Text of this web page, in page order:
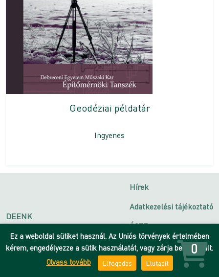
Geodéziai példatár
Ingyenes
DEENK
Debreceni Egyetem
Hírek
Adatkezelési tájékoztató
ÁSZF
Impresszum
Kapcsolat
Ez a weboldal sütiket használ. Az Uniós törvények értelmében
kérem, engedélyezze a sütik használatát, vagy zárja be az oldalt.
Olvass tovább
Elfogadás Elutasít
0